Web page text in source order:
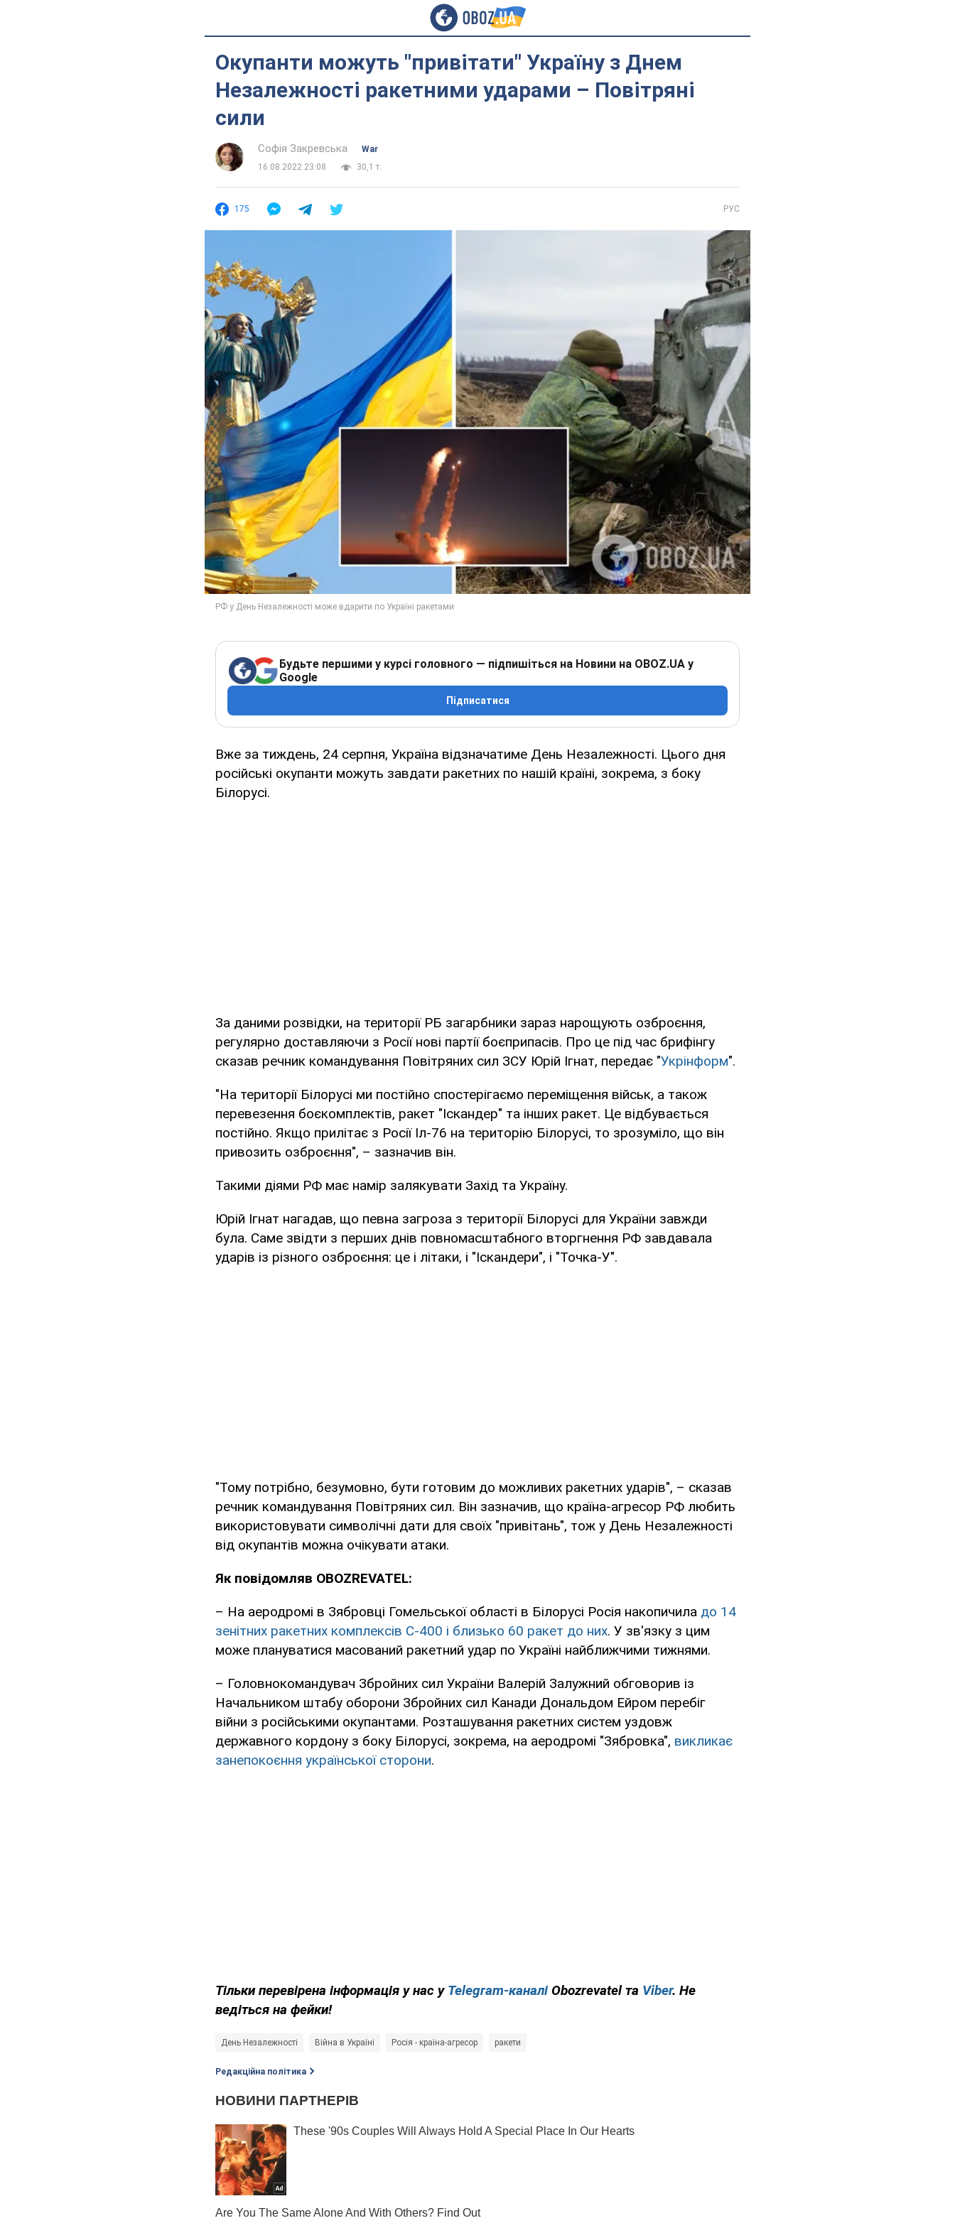
Окупанти можуть "привітати" Україну з Днем
Незалежності ракетними ударами – Повітряні
сили
Софія Закревська
War
16.08.2022 23:08
30,1 т.
175 РУС
Будьте першими у курсі головного — підпишіться на Новини на OBOZ.UA у
Google
Підписатися
Вже за тиждень, 24 серпня, Україна відзначатиме День Незалежності. Цього дня
російські окупанти можуть завдати ракетних по нашій країні, зокрема, з боку
Білорусі.
За даними розвідки, на території РБ загарбники зараз нарощують озброєння,
регулярно доставляючи з Росії нові партії боєприпасів. Про це під час брифінгу
сказав речник командування Повітряних сил ЗСУ Юрій Ігнат, передає "Укрінформ".
"На території Білорусі ми постійно спостерігаємо переміщення військ, а також
перевезення боєкомплектів, ракет "Іскандер" та інших ракет. Це відбувається
постійно. Якщо прилітає з Росії Іл-76 на територію Білорусі, то зрозуміло, що він
привозить озброєння", – зазначив він.
Такими діями РФ має намір залякувати Захід та Україну.
Юрій Ігнат нагадав, що певна загроза з території Білорусі для України завжди
була. Саме звідти з перших днів повномасштабного вторгнення РФ завдавала
ударів із різного озброєння: це і літаки, і "Іскандери", і "Точка-У".
"Тому потрібно, безумовно, бути готовим до можливих ракетних ударів", – сказав
речник командування Повітряних сил. Він зазначив, що країна-агресор РФ любить
використовувати символічні дати для своїх "привітань", тож у День Незалежності
від окупантів можна очікувати атаки.
Як повідомляв OBOZREVATEL:
– На аеродромі в Зябровці Гомельської області в Білорусі Росія накопичила до 14
зенітних ракетних комплексів С-400 і близько 60 ракет до них. У зв'язку з цим
може плануватися масований ракетний удар по Україні найближчими тижнями.
– Головнокомандувач Збройних сил України Валерій Залужний обговорив із
Начальником штабу оборони Збройних сил Канади Дональдом Ейром перебіг
війни з російськими окупантами. Розташування ракетних систем уздовж
державного кордону з боку Білорусі, зокрема, на аеродромі "Зябровка", викликає
занепокоєння української сторони.
Тільки перевірена інформація у нас у Telegram-каналі Obozrevatel та Viber. Не
ведіться на фейки!
День Незалежності Війна в Україні Росія - країна-агресор ракети
Редакційна політика